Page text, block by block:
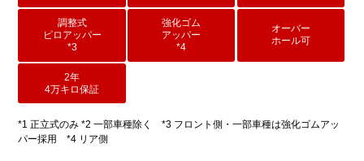
調整式
ピロアッパー
*3
強化ゴム
アッパー
*4
オーバー
ホール可
2年
4万キロ保証
*1 正立式のみ *2 一部車種除く *3 フロント側・一部車種は強化ゴムアッ
パー採用 *4 リア側